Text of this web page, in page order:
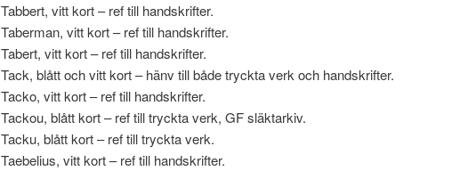
Tabbert, vitt kort – ref till handskrifter.
Taberman, vitt kort – ref till handskrifter.
Tabert, vitt kort – ref till handskrifter.
Tack, blått och vitt kort – hänv till både tryckta verk och handskrifter.
Tacko, vitt kort – ref till handskrifter.
Tackou, blått kort – ref till tryckta verk, GF släktarkiv.
Tacku, blått kort – ref till tryckta verk.
Taebelius, vitt kort – ref till handskrifter.